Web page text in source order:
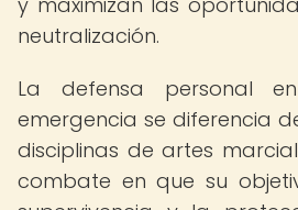
neutralización.
La defensa personal
emergencia se diferencia
disciplinas de artes
combate en que su